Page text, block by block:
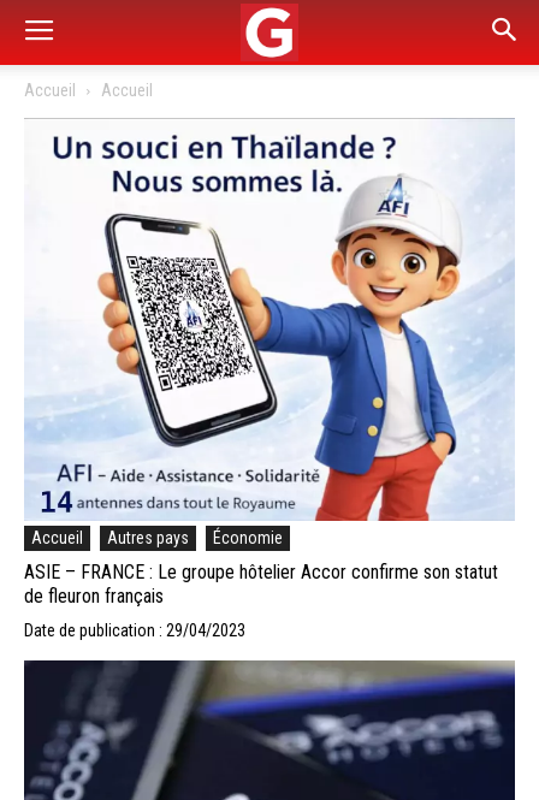
Accueil Accueil
Accueil Autres pays Économie
ASIE – FRANCE : Le groupe hôtelier Accor confirme son statut
de fleuron français
Date de publication : 29/04/2023